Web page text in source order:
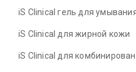
iS Clinical гель для
iS Clinical для жирной кожи
iS Clinical для